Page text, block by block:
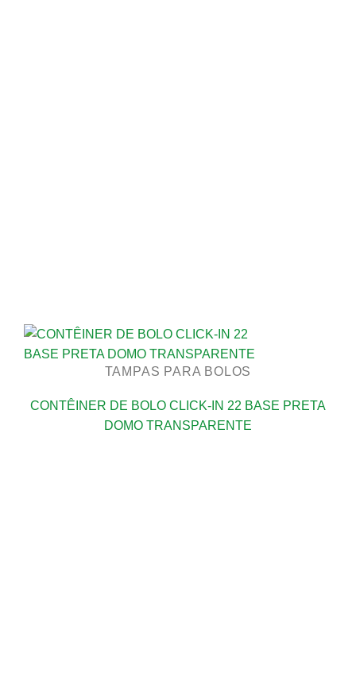
TAMPAS PARA BOLOS
CONTÊINER DE BOLO CLICK-IN 22 BASE PRETA
DOMO TRANSPARENTE